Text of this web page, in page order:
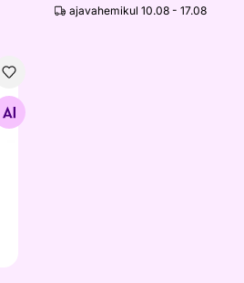
ajavahemikul 10.08 - 17.08